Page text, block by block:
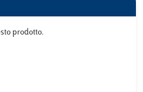
prodotto.